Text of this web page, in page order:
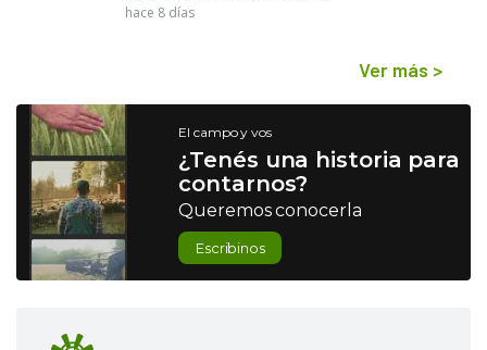
hace 8 días
Ver más >
El campo y vos
¿Tenés una historia para
contarnos?
Queremos conocerla
Escribinos